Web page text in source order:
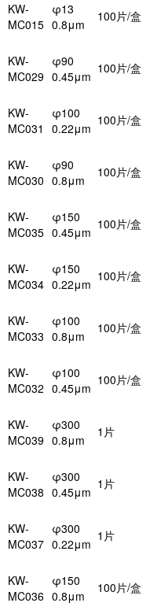
KW-
MC015
φ13
0.8μm
100片/盒
KW-
MC029
φ90
0.45μm
100片/盒
KW-
MC031
φ100
0.22μm
100片/盒
KW-
MC030
φ90
0.8μm
100片/盒
KW-
MC035
φ150
0.45μm
100片/盒
KW-
MC034
φ150
0.22μm
100片/盒
KW-
MC033
φ100
0.8μm
100片/盒
KW-
MC032
φ100
0.45μm
100片/盒
KW-
MC039
φ300
0.8μm
1片
KW-
MC038
φ300
0.45μm
1片
KW-
MC037
φ300
0.22μm
1片
KW-
MC036
φ150
0.8μm
100片/盒